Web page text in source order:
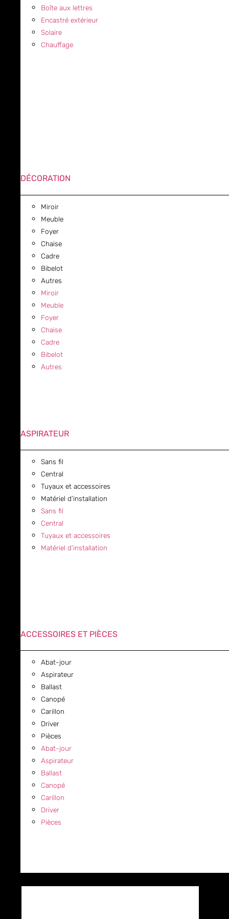
Boîte aux lettres
Encastré extérieur
Solaire
Chauffage
DÉCORATION
Miroir
Meuble
Foyer
Chaise
Cadre
Bibelot
Autres
Miroir
Meuble
Foyer
Chaise
Cadre
Bibelot
Autres
ASPIRATEUR
Sans fil
Central
Tuyaux et accessoires
Matériel d’installation
Sans fil
Central
Tuyaux et accessoires
Matériel d’installation
ACCESSOIRES ET PIÈCES
Abat-jour
Aspirateur
Ballast
Canopé
Carillon
Driver
Pièces
Abat-jour
Aspirateur
Ballast
Canopé
Carillon
Driver
Pièces